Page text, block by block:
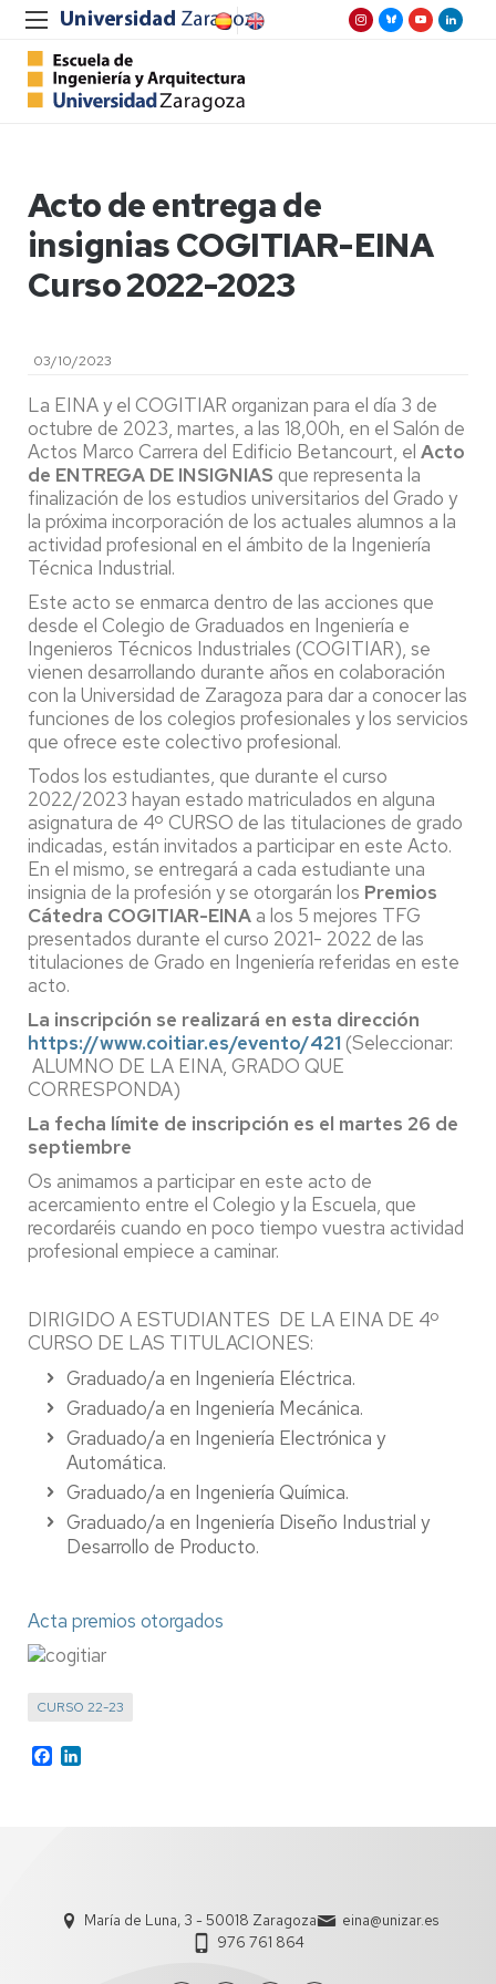
Acto de entrega de
insignias COGITIAR-EINA
Curso 2022-2023
03/10/2023
La EINA y el COGITIAR organizan para el día 3 de
octubre de 2023, martes, a las 18,00h, en el Salón de
Actos Marco Carrera del Edificio Betancourt, el Acto
de ENTREGA DE INSIGNIAS que representa la
finalización de los estudios universitarios del Grado y
la próxima incorporación de los actuales alumnos a la
actividad profesional en el ámbito de la Ingeniería
Técnica Industrial.
Este acto se enmarca dentro de las acciones que
desde el Colegio de Graduados en Ingeniería e
Ingenieros Técnicos Industriales (COGITIAR), se
vienen desarrollando durante años en colaboración
con la Universidad de Zaragoza para dar a conocer las
funciones de los colegios profesionales y los servicios
que ofrece este colectivo profesional.
Todos los estudiantes, que durante el curso
2022/2023 hayan estado matriculados en alguna
asignatura de 4º CURSO de las titulaciones de grado
indicadas, están invitados a participar en este Acto.
En el mismo, se entregará a cada estudiante una
insignia de la profesión y se otorgarán los Premios
Cátedra COGITIAR-EINA a los 5 mejores TFG
presentados durante el curso 2021- 2022 de las
titulaciones de Grado en Ingeniería referidas en este
acto.
La inscripción se realizará en esta dirección
https://www.coitiar.es/evento/421 (Seleccionar:
ALUMNO DE LA EINA, GRADO QUE
CORRESPONDA)
La fecha límite de inscripción es el martes 26 de
septiembre
Os animamos a participar en este acto de
acercamiento entre el Colegio y la Escuela, que
recordaréis cuando en poco tiempo vuestra actividad
profesional empiece a caminar.
DIRIGIDO A ESTUDIANTES DE LA EINA DE 4º
CURSO DE LAS TITULACIONES:
Graduado/a en Ingeniería Eléctrica.
Graduado/a en Ingeniería Mecánica.
Graduado/a en Ingeniería Electrónica y
Automática.
Graduado/a en Ingeniería Química.
Graduado/a en Ingeniería Diseño Industrial y
Desarrollo de Producto.
Acta premios otorgados
CURSO 22-23
Facebook
María de Luna, 3 - 50018 Zaragoza
eina@unizar.es
976 761 864